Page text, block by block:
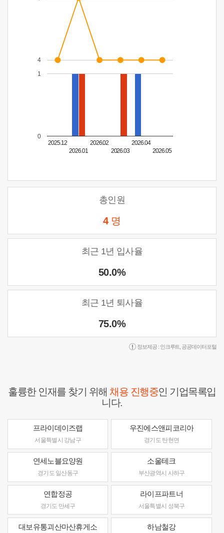
2025.12
2026.01
2026.02
2026.03
2026.04
2026.05
0
1
4
총인원
4 명
최근 1년 입사율
50.0%
최근 1년 퇴사율
75.0%
정보제공 : 인크루트 공공데이터포털
훌륭한 인재를 찾기 위해채용 진행중인 기업목록입
니다.
프라이데이즈랩
서울특별시 강남구
우진에스앤피코리아
경기도 탄현면
연세노블요양원
경기도 일산동구
소울테크
부산광역시 사하구
연합정공
경기도 만세구
라이프파트너
서울특별시 성북구
대보유통괴산마산휴게소 하남철강